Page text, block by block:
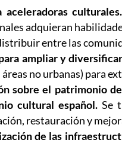
aceleradoras culturales.
adquieran
entre las
ampliar y
áreas no urbanas) para
sobre el patrimonio
cultural español.Se
restauración y
de las